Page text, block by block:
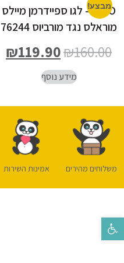
פתח סרגל נגישות
מבצע!LEGO- לגו ספיידרמן מיילס
מוראלס נגד מורביוס 76244
₪160.00
₪119.90
מידע נוסף
משלוחים מהירים אמינות השירות